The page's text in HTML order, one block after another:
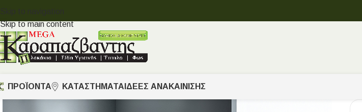
Skip to navigation
Skip to main content
ΠΡΟΪΟΝΤΑ ΚΑΤΑΣΤΗΜΑΤΑ ΙΔΈΕΣ ΑΝΑΚΑΊΝΙΣΗΣ